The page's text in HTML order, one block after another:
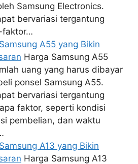
Samsung Electronics.
bervariasi tergantung
faktor…
A55 yang Bikin
Harga Samsung A55
uang yang harus dibayar
ponsel Samsung A55.
bervariasi tergantung
faktor, seperti kondisi
pembelian, dan waktu
A13 yang Bikin
Harga Samsung A13